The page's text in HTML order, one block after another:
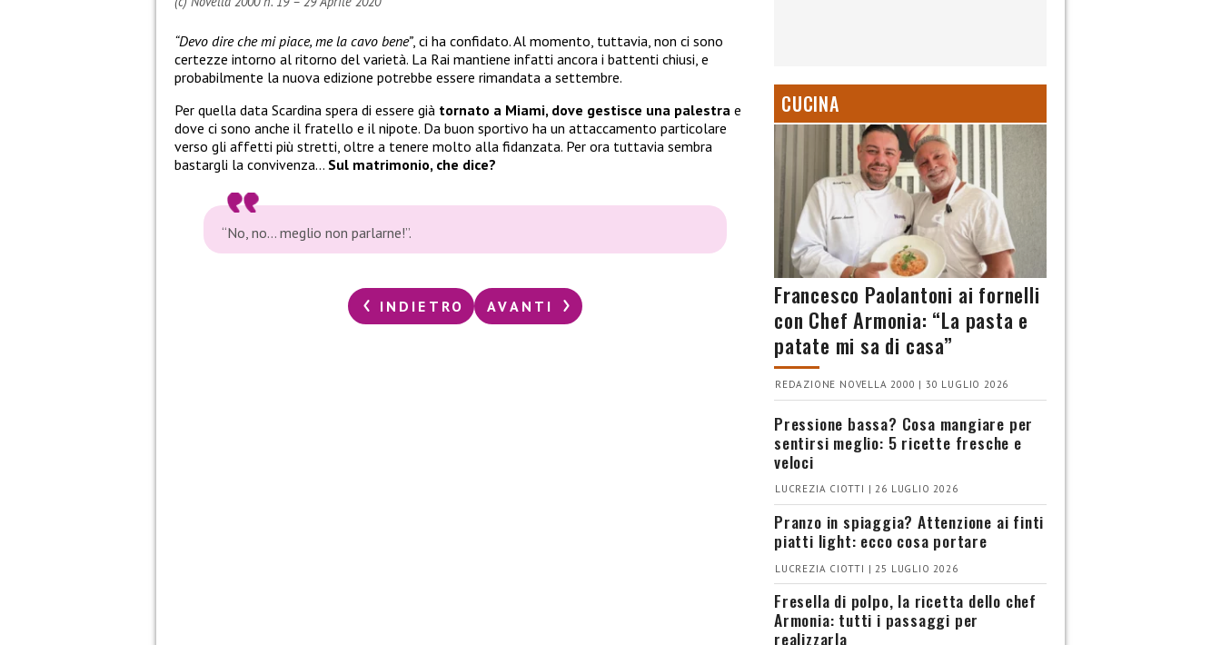
“Devo dire che mi piace, me la cavo bene”, ci ha confidato. Al momento, tuttavia, non ci sono
certezze intorno al ritorno del varietà. La Rai mantiene infatti ancora i battenti chiusi, e
probabilmente la nuova edizione potrebbe essere rimandata a settembre.
Per quella data Scardina spera di essere già tornato a Miami, dove gestisce una palestra e
dove ci sono anche il fratello e il nipote. Da buon sportivo ha un attaccamento particolare
verso gli affetti più stretti, oltre a tenere molto alla fidanzata. Per ora tuttavia sembra
bastargli la convivenza… Sul matrimonio, che dice?
“No, no… meglio non parlarne!”.
INDIETRO AVANTI
CUCINA
Francesco Paolantoni ai fornelli
con Chef Armonia: “La pasta e
patate mi sa di casa”
REDAZIONE NOVELLA 2000 | 30 LUGLIO 2026
Pressione bassa? Cosa mangiare per
sentirsi meglio: 5 ricette fresche e
veloci
LUCREZIA CIOTTI | 26 LUGLIO 2026
Pranzo in spiaggia? Attenzione ai finti
piatti light: ecco cosa portare
LUCREZIA CIOTTI | 25 LUGLIO 2026
Fresella di polpo, la ricetta dello chef
Armonia: tutti i passaggi per
realizzarla